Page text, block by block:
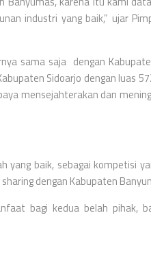
industri yang baik,” ujar
sama saja dengan
Sidoarjo dengan luas
mensejahterakan dan
baik, sebagai kompetisi
dengan Kabupaten
bagi kedua belah pihak,